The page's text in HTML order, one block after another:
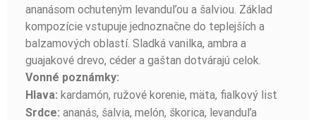
ananásom ochuteným levanduľou a šalviou. Základ
kompozície vstupuje jednoznačne do teplejších a
balzamových oblastí. Sladká vanilka, ambra a
guajakové drevo, céder a gaštan dotvárajú celok.
Vonné poznámky:
Hlava: kardamón, ružové korenie, mäta, fialkový list
Srdce: ananás, šalvia, melón, škorica, levanduľa